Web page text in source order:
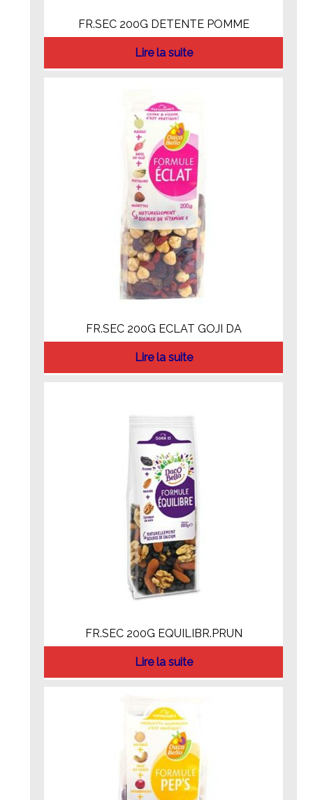
FR.SEC 200G DETENTE POMME
Lire la suite
FR.SEC 200G ECLAT GOJI DA
Lire la suite
FR.SEC 200G EQUILIBR.PRUN
Lire la suite